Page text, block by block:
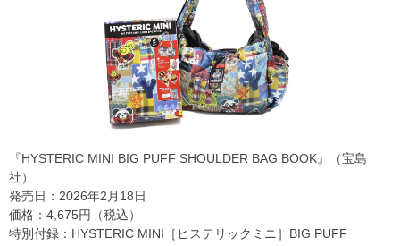
『HYSTERIC MINI BIG PUFF SHOULDER BAG BOOK』（宝島
社）
発売日：2026年2月18日
価格：4,675円（税込）
特別付録：HYSTERIC MINI［ヒステリックミニ］BIG PUFF